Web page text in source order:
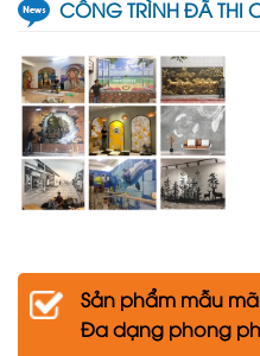
CÔNG TRÌNH ĐÃ THI
Sản phẩm mẫu mã
Đa dạng phong